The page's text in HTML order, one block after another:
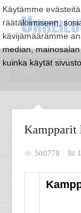
Käytämme
räätälöimiseen,
kävijämäärämme
median,
kuinka käytät
Kampparit
500778